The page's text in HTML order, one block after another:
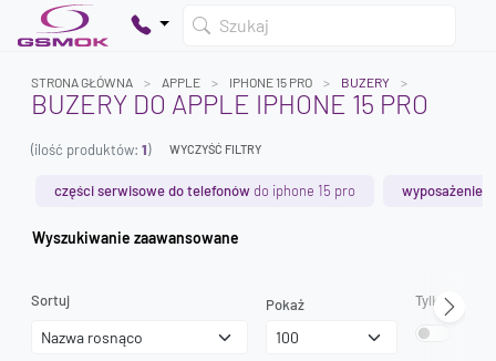
Szukaj
Twój koszyk jest pusty
STRONA GŁÓWNA APPLE IPHONE 15 PRO BUZERY
BUZERY DO APPLE IPHONE 15 PRO
(ilość produktów: 1) WYCZYŚĆ FILTRY
części serwisowe do telefonów do iphone 15 pro wyposażenie
Wyszukiwanie zaawansowane
Sortuj Pokaż Tylko